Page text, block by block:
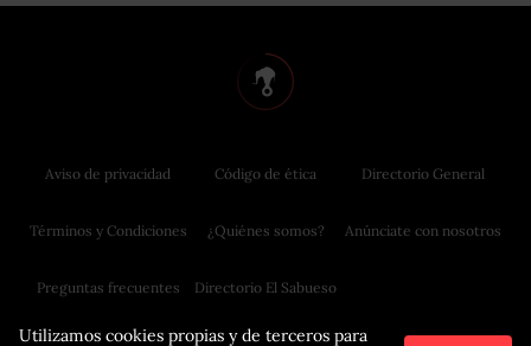
Utilizamos cookies propias y de terceros para
Aviso de privacidad
Términos y Condiciones
Preguntas frecuentes
Código de ética
¿Quiénes somos?
Directorio El Sabueso
Directorio General
Anúnciate con nosotros